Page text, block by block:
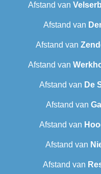
Afstand van
Afstand van
Afstand van
Afstand van
Afstand van De
Afstand van
Afstand van
Afstand van
Afstand van